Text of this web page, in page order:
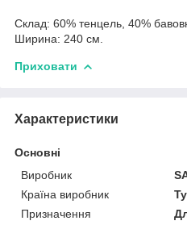
Склад: 60% тенцель, 40%
Ширина: 240 см.
Приховати
Характеристики
Основні
Виробник
Країна виробник
Призначення